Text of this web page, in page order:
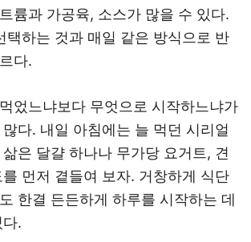
륨과 가공육, 소스가 많을 수 있다.
택하는 것과 매일 같은 방식으로 반
다.
었느냐보다 무엇으로 시작하느냐가
다. 내일 아침에는 늘 먹던 시리얼
은 달걀 하나나 무가당 요거트, 견
먼저 곁들여 보자. 거창하게 식단
한결 든든하게 하루를 시작하는 데
.